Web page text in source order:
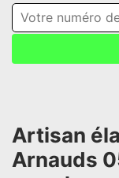
Artisan
Arnauds